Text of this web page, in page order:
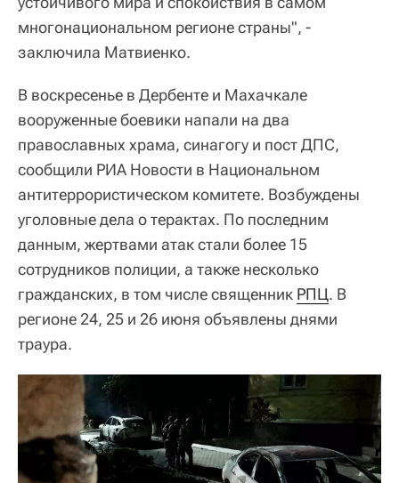
многонациональном регионе страны", -
заключила Матвиенко.
В воскресенье в Дербенте и Махачкале
вооруженные боевики напали на два
православных храма, синагогу и пост ДПС,
сообщили РИА Новости в Национальном
антитеррористическом комитете. Возбуждены
уголовные дела о терактах. По последним
данным, жертвами атак стали более 15
сотрудников полиции, а также несколько
гражданских, в том числе священник РПЦ. В
регионе 24, 25 и 26 июня объявлены днями
траура.